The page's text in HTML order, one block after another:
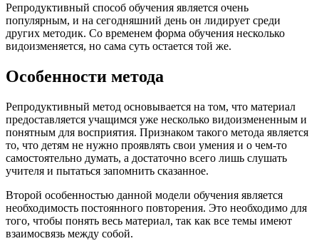
Репродуктивный способ обучения является очень
популярным, и на сегодняшний день он лидирует среди
других методик. Со временем форма обучения несколько
видоизменяется, но сама суть остается той же.
Особенности метода
Репродуктивный метод основывается на том, что материал
предоставляется учащимся уже несколько видоизмененным и
понятным для восприятия. Признаком такого метода является
то, что детям не нужно проявлять свои умения и о чем-то
самостоятельно думать, а достаточно всего лишь слушать
учителя и пытаться запомнить сказанное.
Второй особенностью данной модели обучения является
необходимость постоянного повторения. Это необходимо для
того, чтобы понять весь материал, так как все темы имеют
взаимосвязь между собой.